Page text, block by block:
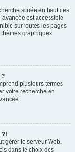
située en haut des
avancée est accessible
sur toutes les pages
thèmes graphiques
?
plusieurs termes
votre recherche en
?!
gérer le serveur Web.
dans le choix des